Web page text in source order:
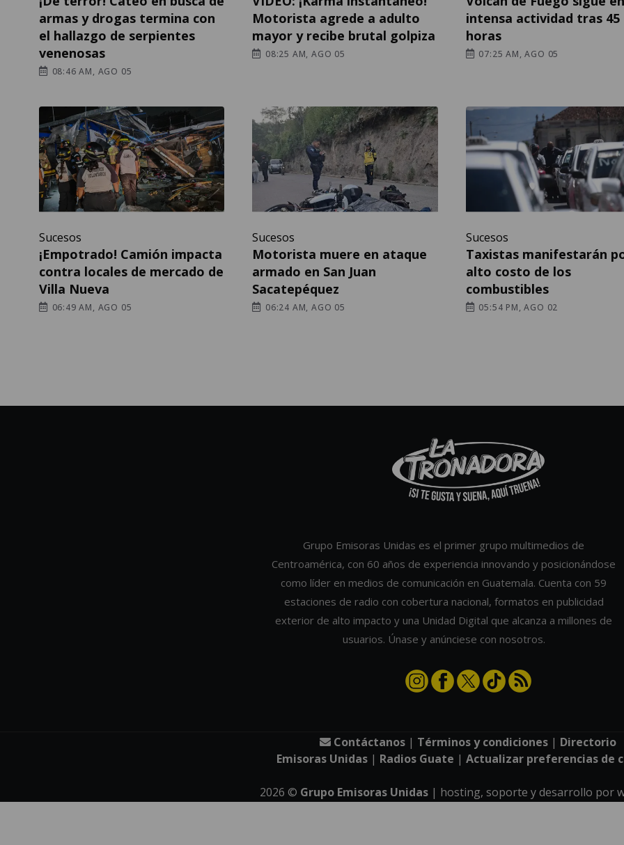
armas y drogas termina con
el hallazgo de serpientes
venenosas
08:46 AM, AGO 05
Motorista agrede a adulto
mayor y recibe brutal golpiza
08:25 AM, AGO 05
intensa actividad tras 45
horas
07:25 AM, AGO 05
Sucesos
¡Empotrado! Camión impacta
contra locales de mercado de
Villa Nueva
06:49 AM, AGO 05
Sucesos
Motorista muere en ataque
armado en San Juan
Sacatepéquez
06:24 AM, AGO 05
Sucesos
Taxistas manifestarán
alto costo de los
combustibles
05:54 PM, AGO 02
Grupo Emisoras Unidas es el primer grupo multimedios de
Centroamérica, con 60 años de experiencia innovando y posicionándose
como líder en medios de comunicación en Guatemala. Cuenta con 59
estaciones de radio con cobertura nacional, formatos en publicidad
exterior de alto impacto y una Unidad Digital que alcanza a millones de
usuarios. Únase y anúnciese con nosotros.
Contáctanos | Términos y condiciones | Directorio
Emisoras Unidas| Radios Guate | Actualizar preferencias de
2026 © Grupo Emisoras Unidas | hosting, soporte y desarrollo por